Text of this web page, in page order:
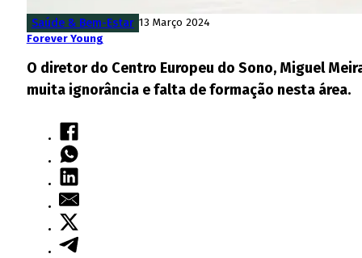
Saúde & Bem-Estar 13 Março 2024
Forever Young
O diretor do Centro Europeu do Sono, Miguel
muita ignorância e falta de formação nesta área.